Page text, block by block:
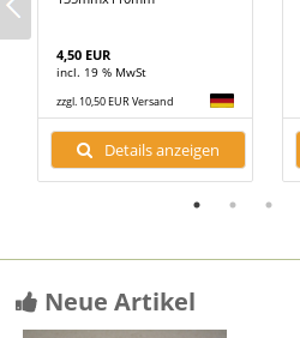
4,50 EUR
incl. 19 % MwSt
zzgl. 10,50 EUR Versand
Details anzeigen
Neue Artikel